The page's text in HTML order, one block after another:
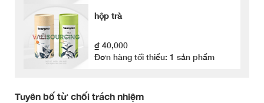
hộp trà
₫ 40,000
Đơn hàng tối thiểu: 1 sản phẩm
Tuyên bố từ chối trách nhiệm